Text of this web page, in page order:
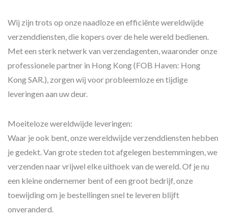
Wij zijn trots op onze naadloze en efficiënte wereldwijde
verzenddiensten, die kopers over de hele wereld bedienen.
Met een sterk netwerk van verzendagenten, waaronder onze
professionele partner in Hong Kong (FOB Haven: Hong
Kong SAR.), zorgen wij voor probleemloze en tijdige
leveringen aan uw deur.
Moeiteloze wereldwijde leveringen:
Waar je ook bent, onze wereldwijde verzenddiensten hebben
je gedekt. Van grote steden tot afgelegen bestemmingen, we
verzenden naar vrijwel elke uithoek van de wereld. Of je nu
een kleine ondernemer bent of een groot bedrijf, onze
toewijding om je bestellingen snel te leveren blijft
onveranderd.